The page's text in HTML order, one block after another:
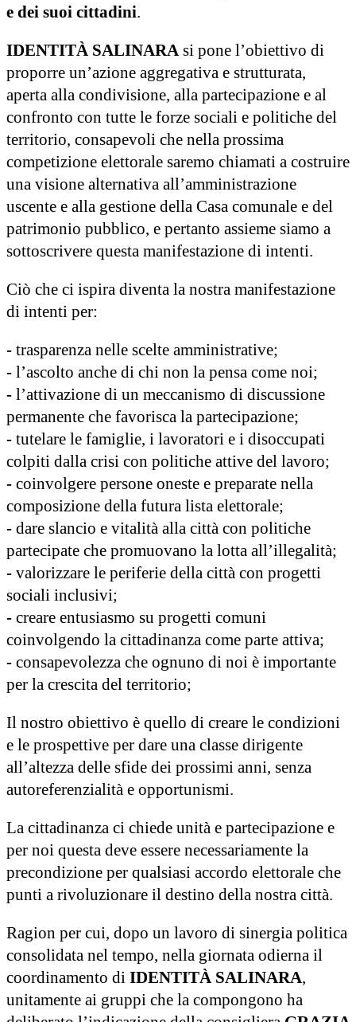
e dei suoi cittadini.
IDENTITÀ SALINARA si pone l’obiettivo di
proporre un’azione aggregativa e strutturata,
aperta alla condivisione, alla partecipazione e al
confronto con tutte le forze sociali e politiche del
territorio, consapevoli che nella prossima
competizione elettorale saremo chiamati a costruire
una visione alternativa all’amministrazione
uscente e alla gestione della Casa comunale e del
patrimonio pubblico, e pertanto assieme siamo a
sottoscrivere questa manifestazione di intenti.
Ciò che ci ispira diventa la nostra manifestazione
di intenti per:
- trasparenza nelle scelte amministrative;
- l’ascolto anche di chi non la pensa come noi;
- l’attivazione di un meccanismo di discussione
permanente che favorisca la partecipazione;
- tutelare le famiglie, i lavoratori e i disoccupati
colpiti dalla crisi con politiche attive del lavoro;
- coinvolgere persone oneste e preparate nella
composizione della futura lista elettorale;
- dare slancio e vitalità alla città con politiche
partecipate che promuovano la lotta all’illegalità;
- valorizzare le periferie della città con progetti
sociali inclusivi;
- creare entusiasmo su progetti comuni
coinvolgendo la cittadinanza come parte attiva;
- consapevolezza che ognuno di noi è importante
per la crescita del territorio;
Il nostro obiettivo è quello di creare le condizioni
e le prospettive per dare una classe dirigente
all’altezza delle sfide dei prossimi anni, senza
autoreferenzialità e opportunismi.
La cittadinanza ci chiede unità e partecipazione e
per noi questa deve essere necessariamente la
precondizione per qualsiasi accordo elettorale che
punti a rivoluzionare il destino della nostra città.
Ragion per cui, dopo un lavoro di sinergia politica
consolidata nel tempo, nella giornata odierna il
coordinamento di IDENTITÀ SALINARA,
unitamente ai gruppi che la compongono ha